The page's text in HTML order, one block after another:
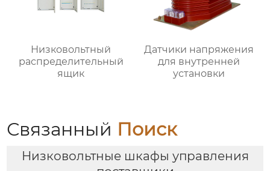
Низковольтный
распределительный
ящик
Датчики напряжения
для внутренней
установки
Связанный Поиск
Низковольтные шкафы управления